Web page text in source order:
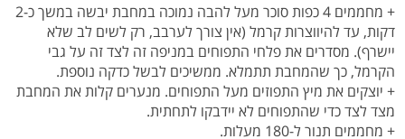
+ מחממים 4 כפות סוכר מעל להבה נמוכה במחבת יבשה במשך כ-2
דקות, עד להיווצרות קרמל (אין צורך לערבב, רק לשים לב שלא
יישרף). מסדרים את פלחי התפוחים במניפה זה לצד זה על גבי
הקרמל, כך שהמחבת תתמלא. ממשיכים לבשל כדקה נוספת.
+ יוצקים את מיץ התפוזים מעל התפוחים. מנערים קלות את המחבת
מצד לצד כדי שהתפוחים לא יידבקו לתחתית.
+ מחממים תנור ל-180 מעלות.